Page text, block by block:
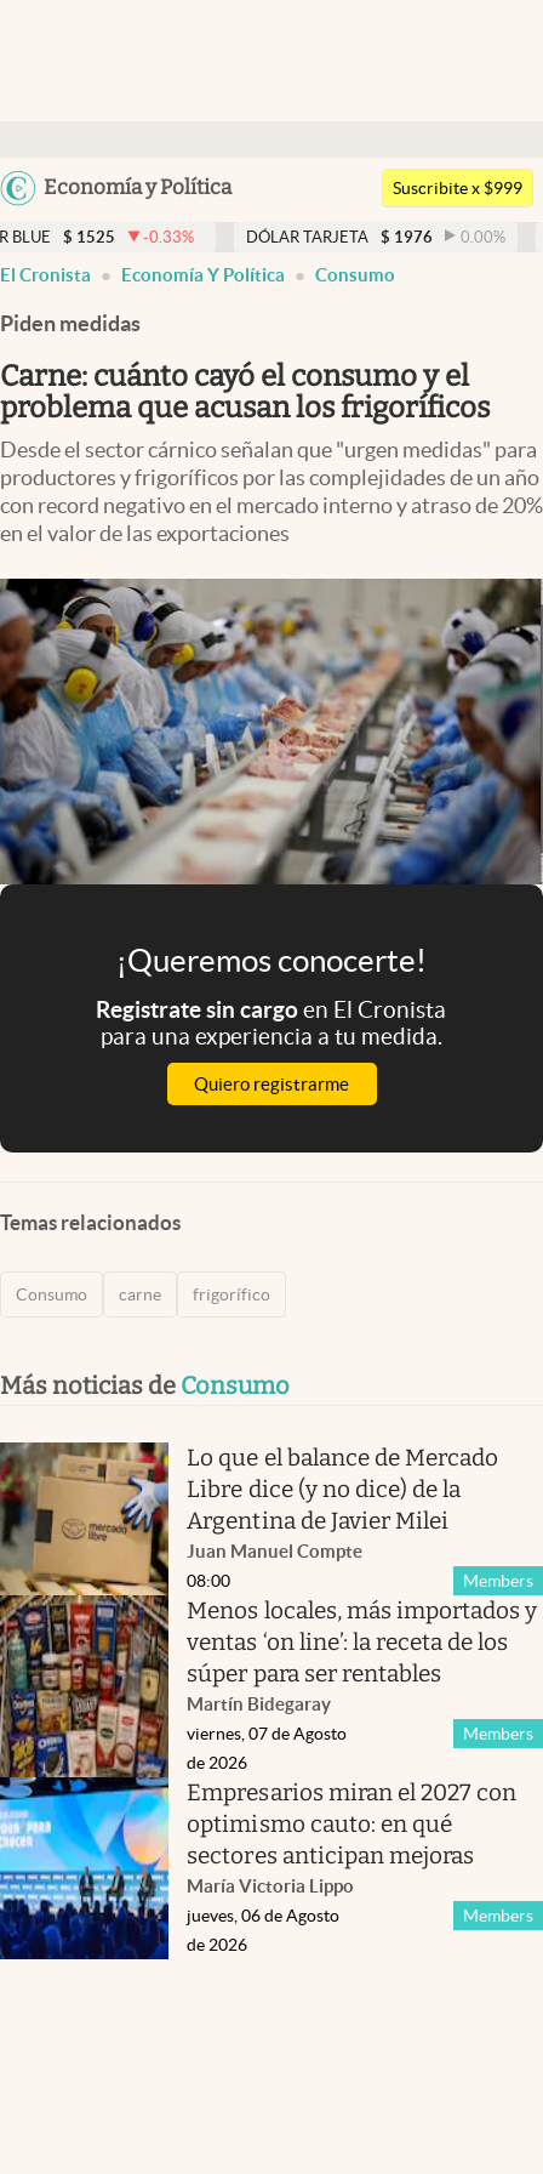
Argentina
Uruguay
Economía y Política
Members
Economía y Política
Finanzas y Mercados
Mercados Online
Negocios
Columnistas
Apertura
Clase
Clima
Mundial 2026
Eventos Corporativos
El Cronista Studio
Mediakit
abre en nueva pestaña
Suscribite x $999
-0.33% DÓLAR TARJETA $ 1976 0.00 % DÓLAR MEP
El Cronista Economía Y Política Consumo
Piden medidas
Carne: cuánto cayó el consumo y el
problema que acusan los frigoríficos
Desde el sector cárnico señalan que "urgen medidas" para
productores y frigoríficos por las complejidades de un año
con record negativo en el mercado interno y atraso de 20%
en el valor de las exportaciones
¡Queremos conocerte!
Registrate sin cargoen El Cronista
para una experiencia a tu medida.
Quiero registrarme
Temas relacionados
Consumo carne frigorífico
Más noticias de Consumo
Lo que el balance de Mercado
Libre dice (y no dice) de la
Argentina de Javier Milei
Juan Manuel Compte
Members
08:00
Menos locales, más importados y
ventas ‘on line’: la receta de los
súper para ser rentables
Martín Bidegaray
Members
viernes, 07 de Agosto
de 2026
Empresarios miran el 2027 con
optimismo cauto: en qué
sectores anticipan mejoras
María Victoria Lippo
Members
jueves, 06 de Agosto
de 2026